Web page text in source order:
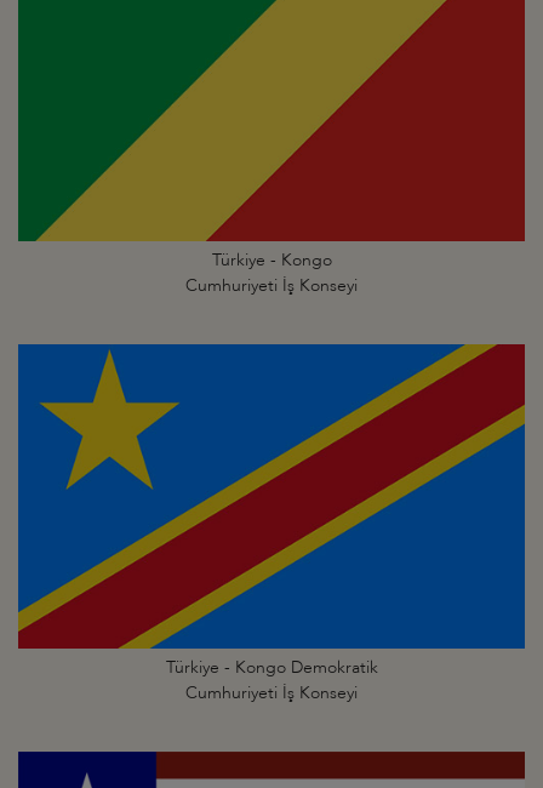
Türkiye - Kongo
Cumhuriyeti İş Konseyi
Türkiye - Kongo Demokratik
Cumhuriyeti İş Konseyi